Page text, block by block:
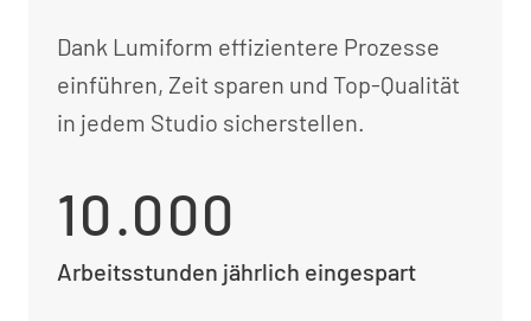
Dank Lumiform effizientere Prozesse
einführen, Zeit sparen und Top-Qualität
in jedem Studio sicherstellen.
10.000
Arbeitsstunden jährlich eingespart